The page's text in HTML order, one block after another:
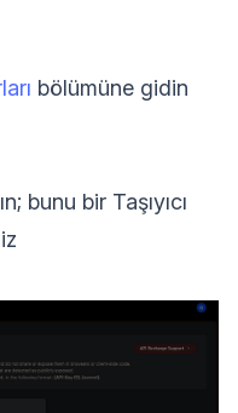
bölümüne gidin
bunu bir Taşıyıcı